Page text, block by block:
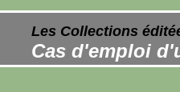
Les Collections
Cas d'emploi